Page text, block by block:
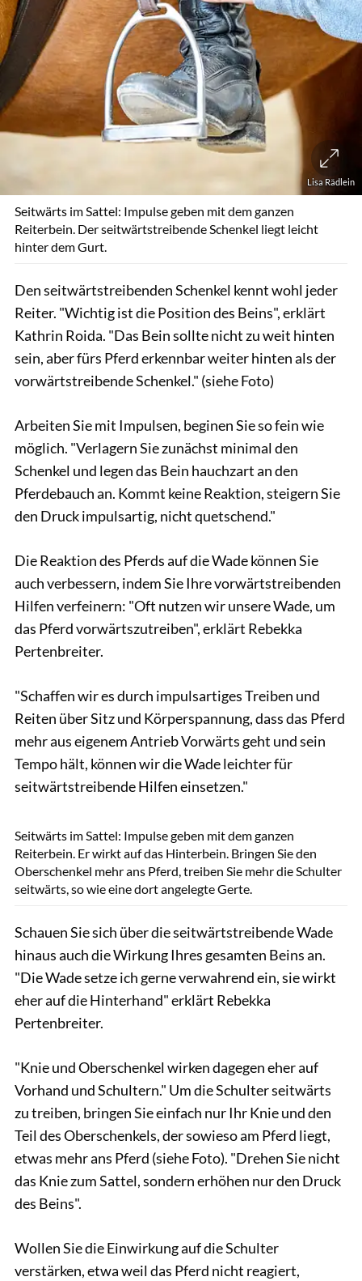
Lisa Rädlein
Seitwärts im Sattel: Impulse geben mit dem ganzen
Reiterbein. Der seitwärtstreibende Schenkel liegt leicht
hinter dem Gurt.
Den seitwärtstreibenden Schenkel kennt wohl jeder
Reiter. "Wichtig ist die Position des Beins", erklärt
Kathrin Roida. "Das Bein sollte nicht zu weit hinten
sein, aber fürs Pferd erkennbar weiter hinten als der
vorwärtstreibende Schenkel." (siehe Foto)
Arbeiten Sie mit Impulsen, beginen Sie so fein wie
möglich. "Verlagern Sie zunächst minimal den
Schenkel und legen das Bein hauchzart an den
Pferdebauch an. Kommt keine Reaktion, steigern Sie
den Druck impulsartig, nicht quetschend."
Die Reaktion des Pferds auf die Wade können Sie
auch verbessern, indem Sie Ihre vorwärtstreibenden
Hilfen verfeinern: "Oft nutzen wir unsere Wade, um
das Pferd vorwärtszutreiben", erklärt Rebekka
Pertenbreiter.
"Schaffen wir es durch impulsartiges Treiben und
Reiten über Sitz und Körperspannung, dass das Pferd
mehr aus eigenem Antrieb Vorwärts geht und sein
Tempo hält, können wir die Wade leichter für
seitwärtstreibende Hilfen einsetzen."
Seitwärts im Sattel: Impulse geben mit dem ganzen
Reiterbein. Er wirkt auf das Hinterbein. Bringen Sie den
Oberschenkel mehr ans Pferd, treiben Sie mehr die Schulter
seitwärts, so wie eine dort angelegte Gerte.
Schauen Sie sich über die seitwärtstreibende Wade
hinaus auch die Wirkung Ihres gesamten Beins an.
"Die Wade setze ich gerne verwahrend ein, sie wirkt
eher auf die Hinterhand" erklärt Rebekka
Pertenbreiter.
"Knie und Oberschenkel wirken dagegen eher auf
Vorhand und Schultern." Um die Schulter seitwärts
zu treiben, bringen Sie einfach nur Ihr Knie und den
Teil des Oberschenkels, der sowieso am Pferd liegt,
etwas mehr ans Pferd (siehe Foto). "Drehen Sie nicht
das Knie zum Sattel, sondern erhöhen nur den Druck
des Beins".
Wollen Sie die Einwirkung auf die Schulter
verstärken, etwa weil das Pferd nicht reagiert,